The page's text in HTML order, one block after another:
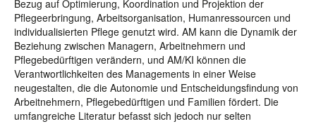
Bezug auf Optimierung, Koordination und Projektion der
Pflegeerbringung, Arbeitsorganisation, Humanressourcen und
individualisierten Pflege genutzt wird. AM kann die Dynamik der
Beziehung zwischen Managern, Arbeitnehmern und
Pflegebedürftigen verändern, und AM/KI können die
Verantwortlichkeiten des Managements in einer Weise
neugestalten, die die Autonomie und Entscheidungsfindung von
Arbeitnehmern, Pflegebedürftigen und Familien fördert. Die
umfangreiche Literatur befasst sich jedoch nur selten